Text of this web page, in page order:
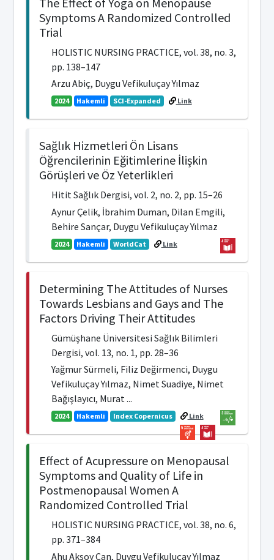
Symptoms A Randomized Controlled
Trial
HOLISTIC NURSING PRACTICE, vol. 38, no. 3,
pp. 138–147
Arzu Abiç, Duygu Vefikuluçay Yılmaz
2024 Hakemli SCI-Expanded Link
Sağlık Hizmetleri Ön Lisans
Öğrencilerinin Eğitimlerine İlişkin
Görüşleri ve Öz Yeterlikleri
Hitit Sağlık Dergisi, vol. 2, no. 2, pp. 15–26
Aynur Çelik, İbrahim Duman, Dilan Emgili,
Behire Sançar, Duygu Vefikuluçay Yılmaz
2024 Hakemli WorldCat Link
Determining The Attitudes of Nurses
Towards Lesbians and Gays and The
Factors Driving Their Attitudes
Gümüşhane Üniversitesi Sağlık Bilimleri
Dergisi, vol. 13, no. 1, pp. 28–36
Yağmur Sürmeli, Filiz Değirmenci, Duygu
Vefikuluçay Yılmaz, Nimet Suadiye, Nimet
Bağışlayıcı, Murat ...
2024 Hakemli Index Copernicus Link
Effect of Acupressure on Menopausal
Symptoms and Quality of Life in
Postmenopausal Women A
Randomized Controlled Trial
HOLISTIC NURSING PRACTICE, vol. 38, no. 6,
pp. 371–384
Ahu Aksoy Can, Duygu Vefikuluçay Yılmaz